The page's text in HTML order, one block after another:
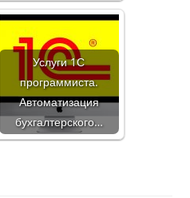
Услуги 1С
программиста.
Автоматизация
бухгалтерского…